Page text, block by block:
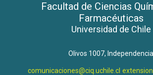
Facultad de Ciencias
Farmacéuticas
Universidad de Chile
Olivos 1007, Independencia
comunicaciones@ciq.uchile.cl